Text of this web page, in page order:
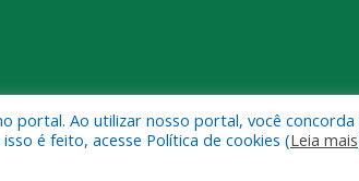
portal. Ao utilizar nosso portal, você
é feito, acesse Política de cookies (Leia mais